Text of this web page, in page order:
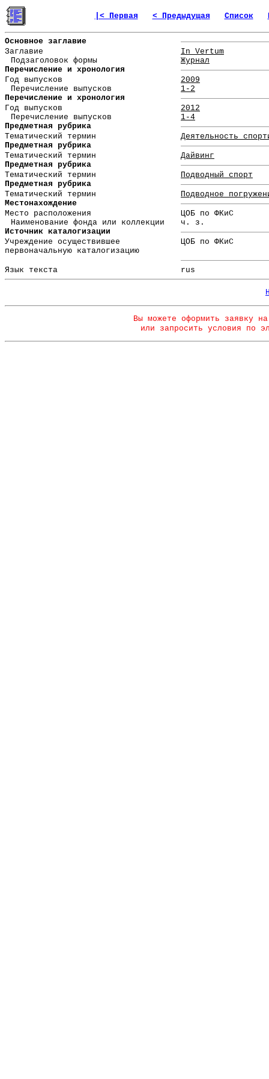
|< Первая < Предыдущая Список
Основное заглавие
Заглавие
In Vertum
Подзаголовок формы
Журнал
Перечисление и хронология
Год выпусков
2009
Перечисление выпусков
1-2
Перечисление и хронология
Год выпусков
2012
Перечисление выпусков
1-4
Предметная рубрика
Тематический термин
Деятельность
Предметная рубрика
Тематический термин
Дайвинг
Предметная рубрика
Тематический термин
Подводный спорт
Предметная рубрика
Тематический термин
Подводное
Местонахождение
Место расположения
ЦОБ по ФКиС
Наименование фонда или коллекции
ч. з.
Источник каталогизации
Учреждение осуществившее
первоначальную каталогизацию
ЦОБ по ФКиС
Язык текста rus
Вы можете оформить заявку
или запросить условия по